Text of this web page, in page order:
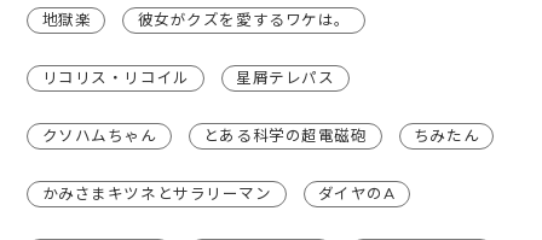
地獄楽 彼女がクズを愛するワケは。
リコリス・リコイル 星屑テレパス
クソハムちゃん とある科学の超電磁砲 ちみたん
かみさまキツネとサラリーマン ダイヤのA